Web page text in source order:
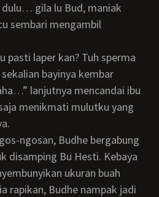
sembari mengambil
bayinya kembar
lanjutnya mencandai ibu
menikmati mulutku yang
disamping Bu Hesti. Kebaya
ukuran buah
rapikan, Budhe nampak jadi